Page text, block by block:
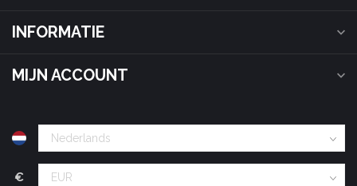
INFORMATIE
MIJN ACCOUNT
€